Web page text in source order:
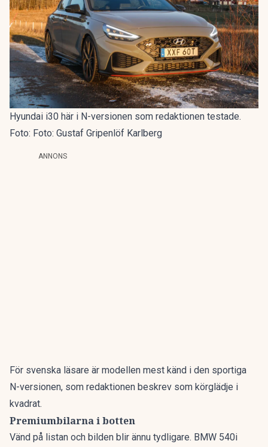
Hyundai i30 här i N-versionen som redaktionen testade.
Foto: Foto: Gustaf Gripenlöf Karlberg
ANNONS
För svenska läsare är modellen mest känd i den sportiga
N-versionen, som redaktionen beskrev som körglädje i
kvadrat.
Premiumbilarna i botten
Vänd på listan och bilden blir ännu tydligare. BMW 540i